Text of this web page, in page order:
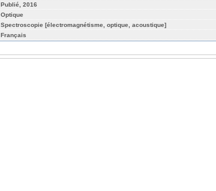
Publié, 2016
Optique
Spectroscopie [électromagnétisme, optique, acoustique]
Français